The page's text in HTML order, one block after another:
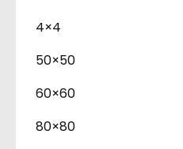
4×4
50×50
60×60
80×80